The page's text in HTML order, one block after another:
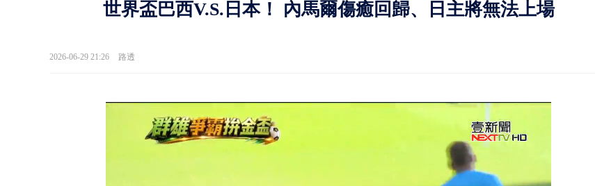
壹氣象／白海豚颱風龜速前進！ 周末兩天降...
泰國傳嚴重校園槍擊！ 14歲槍手開火釀多師...
世界盃巴西V.S.日本！ 內馬爾傷癒回歸、日主將無法上場
2026-06-29 21:26 路透